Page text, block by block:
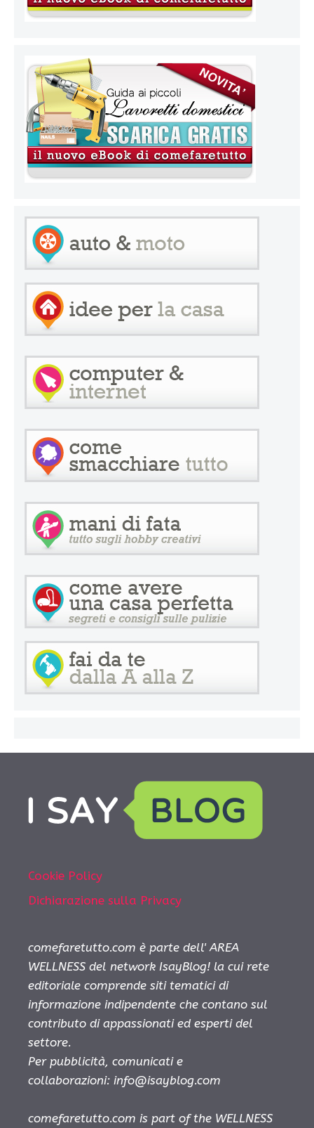
Cookie Policy
Dichiarazione sulla Privacy
comefaretutto.com è parte dell' AREA
WELLNESS del network IsayBlog! la cui rete
editoriale comprende siti tematici di
informazione indipendente che contano sul
contributo di appassionati ed esperti del
settore.
Per pubblicità, comunicati e
collaborazioni: info@isayblog.com
comefaretutto.com is part of the WELLNESS